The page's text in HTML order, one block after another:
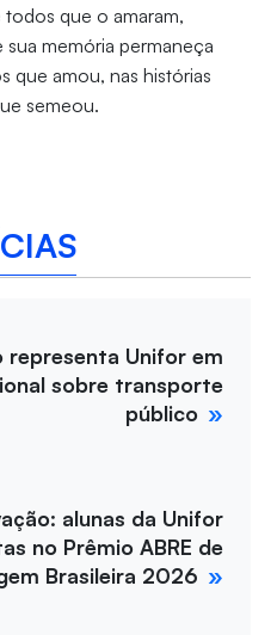
todos que o amaram,
memória permaneça
que amou, nas histórias
semeou.
Unifor em
sobre transporte
público
alunas da Unifor
no Prêmio ABRE de
Brasileira 2026